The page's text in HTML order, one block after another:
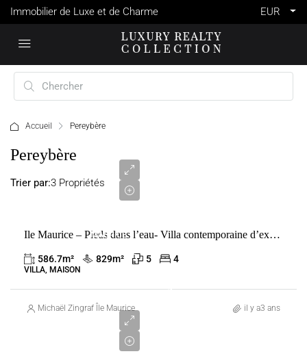
Immobilier de Luxe et de Charme EUR
Accueil Pereybère
Pereybère
3 Propriétés
Trier par:
MAURICE
PEREYBÈRE
Ile Maurice – Pieds dans l’eau- Villa contemporaine d’exception
586.7m² 829m² 5 4
VILLA, MAISON
Michaël Zingraf Île Maurice il y a3 ans
1